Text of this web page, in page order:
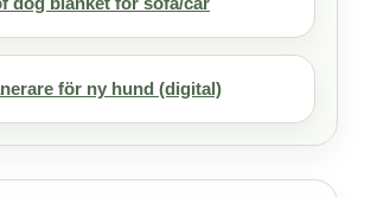
för ny hund (digital)